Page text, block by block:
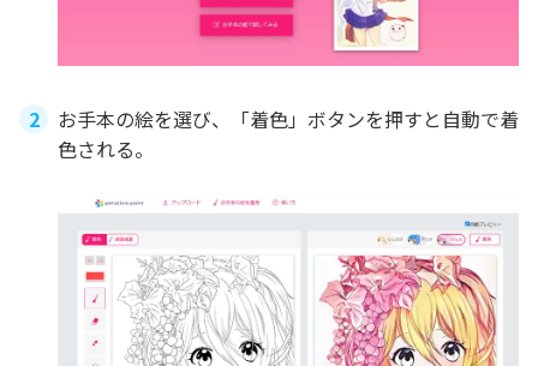
お手本の絵を選び、「着色」ボタンを押すと自動で着
色される。